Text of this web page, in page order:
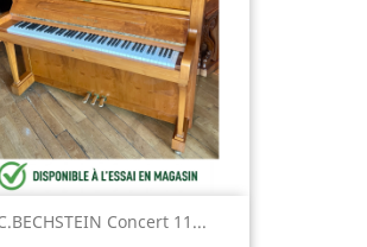
Concert 11...